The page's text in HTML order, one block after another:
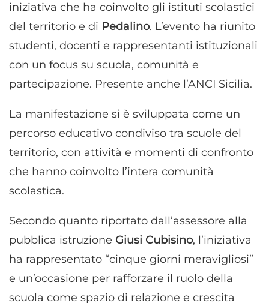
iniziativa che ha coinvolto gli istituti scolastici
del territorio e di Pedalino. L’evento ha riunito
studenti, docenti e rappresentanti istituzionali
con un focus su scuola, comunità e
partecipazione. Presente anche l’ANCI Sicilia.
La manifestazione si è sviluppata come un
percorso educativo condiviso tra scuole del
territorio, con attività e momenti di confronto
che hanno coinvolto l’intera comunità
scolastica.
Secondo quanto riportato dall’assessore alla
pubblica istruzione Giusi Cubisino, l’iniziativa
ha rappresentato “cinque giorni meravigliosi”
e un’occasione per rafforzare il ruolo della
scuola come spazio di relazione e crescita